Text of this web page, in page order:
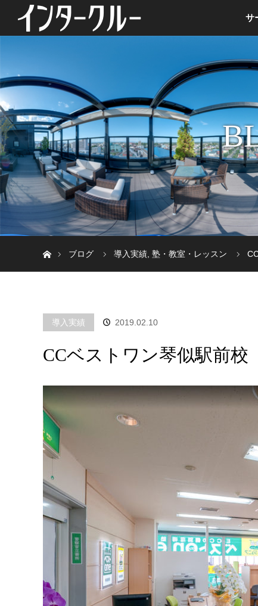
サ
ブログ
導入実績 塾・教室・レッスン
導入実績 2019.02.10
CCベストワン琴似駅前校